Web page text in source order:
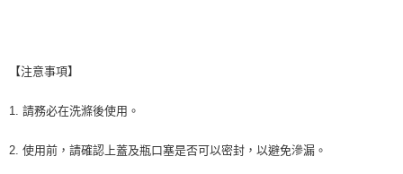
【注意事項】
1. 請務必在洗滌後使用。
2. 使用前，請確認上蓋及瓶口塞是否可以密封，以避免滲漏。